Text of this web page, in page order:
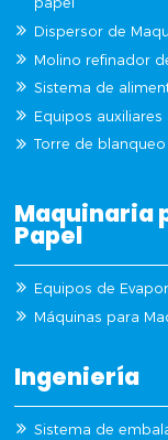
Dispersor de
Molino refinador
Sistema de
Equipos auxiliares
Torre de
Maquinaria
Papel
Equipos de
Máquinas para
Ingeniería
Sistema de